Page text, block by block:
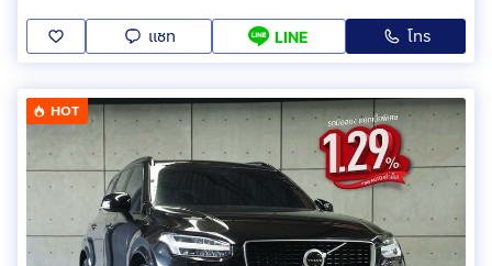
แชท LINE โทร
HOT